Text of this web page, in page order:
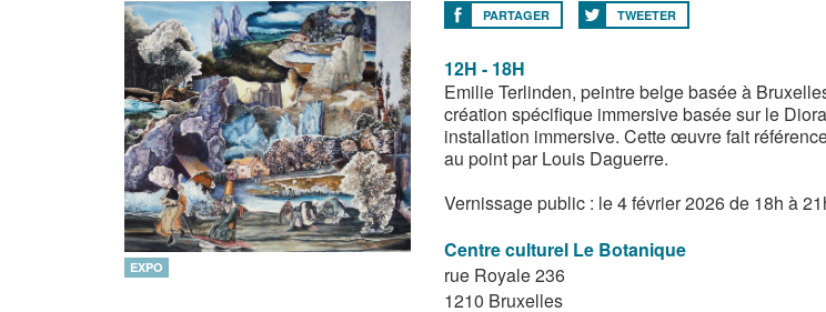
EXPO
PARTAGER TWEETER
12H - 18H
Emilie Terlinden, peintre belge basée à
création spécifique immersive basée sur le
installation immersive. Cette œuvre fait
au point par Louis Daguerre.
Vernissage public : le 4 février 2026 de 18h à
Centre culturel Le Botanique
rue Royale 236
1210 Bruxelles